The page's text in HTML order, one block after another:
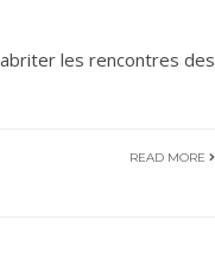
les rencontres des
READ MORE